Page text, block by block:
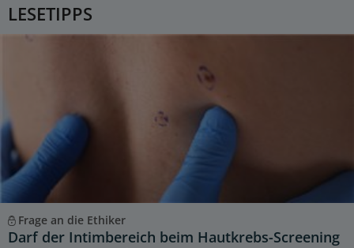
LESETIPPS
Frage an die Ethiker
Darf der Intimbereich beim Hautkrebs-Screening